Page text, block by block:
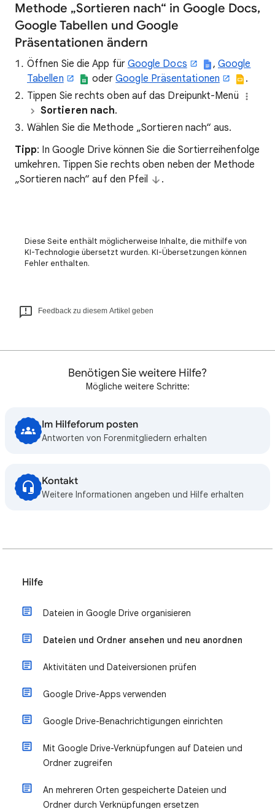
Methode „Sortieren nach“ in Google Docs,
Google Tabellen und Google
Präsentationen ändern
Öffnen Sie die App für Google Docs , Google
Tabellen
oderGoogle Präsentationen
.
Tippen Sie rechts oben auf das Dreipunkt-Menü
Sortieren nach.
Wählen Sie die Methode „Sortieren nach“ aus.
Tipp: In Google Drive können Sie die Sortierreihenfolge
umkehren. Tippen Sie rechts oben neben der Methode
„Sortieren nach“ auf den Pfeil
.
Diese Seite enthält möglicherweise Inhalte, die mithilfe von
KI-Technologie übersetzt wurden. KI-Übersetzungen können
Fehler enthalten.
Feedback zu diesem Artikel geben
Benötigen Sie weitere Hilfe?
Mögliche weitere Schritte:
Im Hilfeforum posten
Antworten von Forenmitgliedern erhalten
Kontakt
Weitere Informationen angeben und Hilfe erhalten
Hilfe
Dateien in Google Drive organisieren
Dateien und Ordner ansehen und neu anordnen
Aktivitäten und Dateiversionen prüfen
Google Drive-Apps verwenden
Google Drive-Benachrichtigungen einrichten
Mit Google Drive-Verknüpfungen auf Dateien und
Ordner zugreifen
An mehreren Orten gespeicherte Dateien und
Ordner durch Verknüpfungen ersetzen